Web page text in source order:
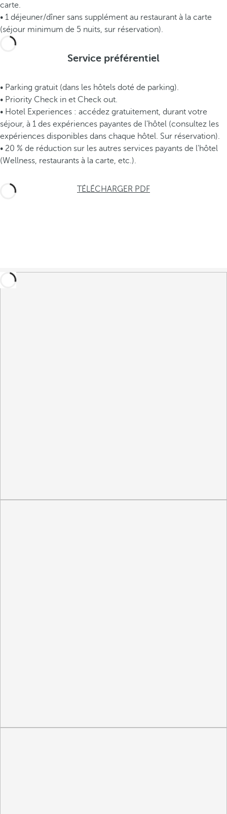
carte.
• 1 déjeuner/dîner sans supplément au restaurant à la carte
(séjour minimum de 5 nuits, sur réservation).
Service préférentiel
• Parking gratuit (dans les hôtels doté de parking).
• Priority Check in et Check out.
• Hotel Experiences : accédez gratuitement, durant votre
séjour, à 1 des expériences payantes de l'hôtel (consultez les
expériences disponibles dans chaque hôtel. Sur réservation).
• 20 % de réduction sur les autres services payants de l'hôtel
(Wellness, restaurants à la carte, etc.).
TÉLÉCHARGER PDF